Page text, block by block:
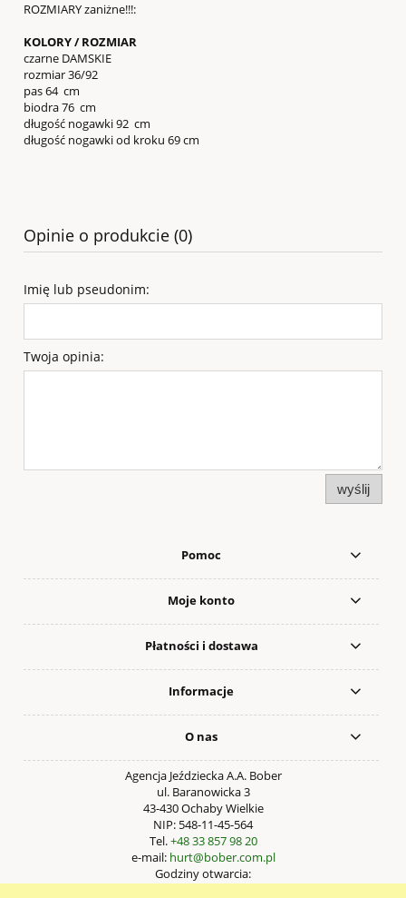
ROZMIARY zaniżne!!!:
KOLORY / ROZMIAR
czarne DAMSKIE
rozmiar 36/92
pas 64 cm
biodra 76 cm
długość nogawki 92 cm
długość nogawki od kroku 69 cm
Opinie o produkcie (0)
Imię lub pseudonim:
Twoja opinia:
wyślij
Pomoc
Moje konto
Płatności i dostawa
Informacje
O nas
Agencja Jeździecka A.A. Bober
ul. Baranowicka 3
43-430 Ochaby Wielkie
NIP: 548-11-45-564
Tel.+48 33 857 98 20
e-mail: hurt@bober.com.pl
Godziny otwarcia: